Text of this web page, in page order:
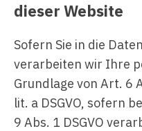
dieser Website
Sofern Sie in die
verarbeiten wir Ihre
Grundlage von Art. 6
lit. a DSGVO, sofern
9 Abs. 1 DSGVO